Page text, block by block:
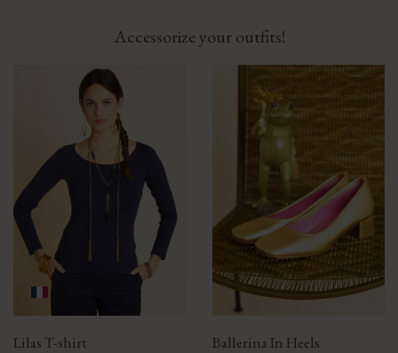
Accessorize your outfits!
Lilas T-shirt Ballerina In Heels